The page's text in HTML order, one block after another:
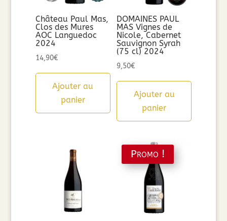
Château Paul Mas,
Clos des Mures
AOC Languedoc
2024
14,90€
Ajouter au
panier
DOMAINES PAUL
MAS Vignes de
Nicole, Cabernet
Sauvignon Syrah
(75 cl) 2024
9,50€
Ajouter au
panier
Promo !